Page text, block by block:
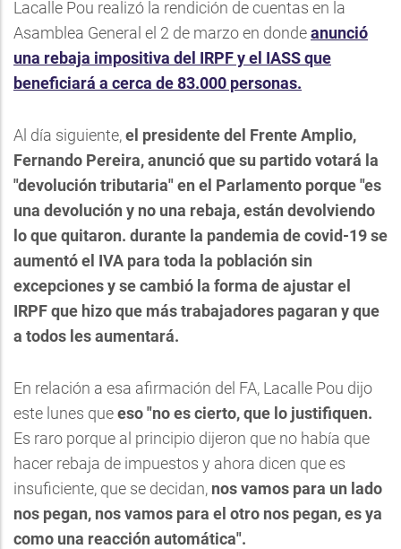
Lacalle Pou realizó la rendición de cuentas en la
Asamblea General el 2 de marzo en dondeanunció
una rebaja impositiva del IRPF y el IASS que
beneficiará a cerca de 83.000 personas.
Al día siguiente,el presidente del Frente Amplio,
Fernando Pereira, anunció que su partido votará la
"devolución tributaria" en el Parlamento porque "es
una devolución y no una rebaja, están devolviendo
lo que quitaron. durante la pandemia de covid-19 se
aumentó el IVA para toda la población sin
excepciones y se cambió la forma de ajustar el
IRPF que hizo que más trabajadores pagaran y que
a todos les aumentará.
En relación a esa afirmación del FA, Lacalle Pou dijo
este lunes queeso "no es cierto, que lo justifiquen.
Es raro porque al principio dijeron que no había que
hacer rebaja de impuestos y ahora dicen que es
insuficiente, que se decidan, nos vamos para un lado
nos pegan, nos vamos para el otro nos pegan, es ya
como una reacción automática".